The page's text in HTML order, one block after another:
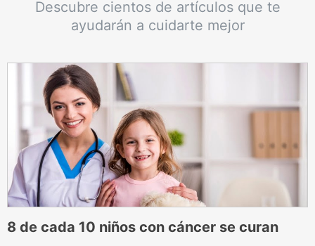
Descubre cientos de artículos que te
ayudarán a cuidarte mejor
8 de cada 10 niños con cáncer se curan